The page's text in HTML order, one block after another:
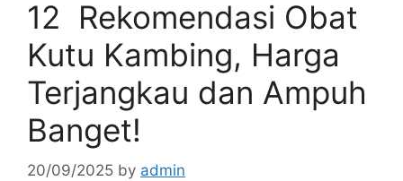
12 Rekomendasi Obat
Kutu Kambing, Harga
Terjangkau dan Ampuh
Banget!
20/09/2025 by admin